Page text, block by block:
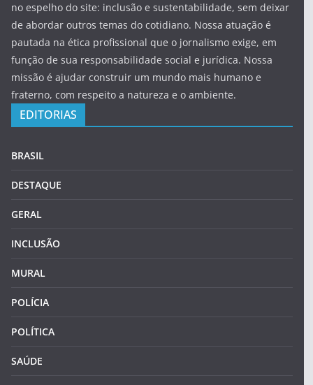
no espelho do site: inclusão e sustentabilidade, sem deixar
de abordar outros temas do cotidiano. Nossa atuação é
pautada na ética profissional que o jornalismo exige, em
função de sua responsabilidade social e jurídica. Nossa
missão é ajudar construir um mundo mais humano e
fraterno, com respeito a natureza e o ambiente.
EDITORIAS
BRASIL
DESTAQUE
GERAL
INCLUSÃO
MURAL
POLÍCIA
POLÍTICA
SAÚDE